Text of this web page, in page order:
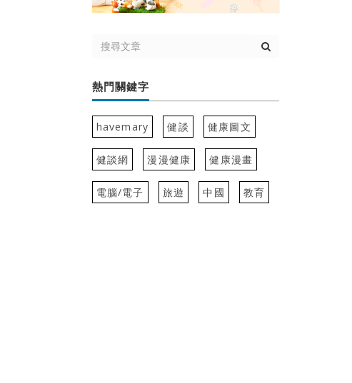
熱門關鍵字
havemary 健談 健康圖文
健談網 漫漫健康 健康漫畫
電腦/電子 旅遊 中國 教育